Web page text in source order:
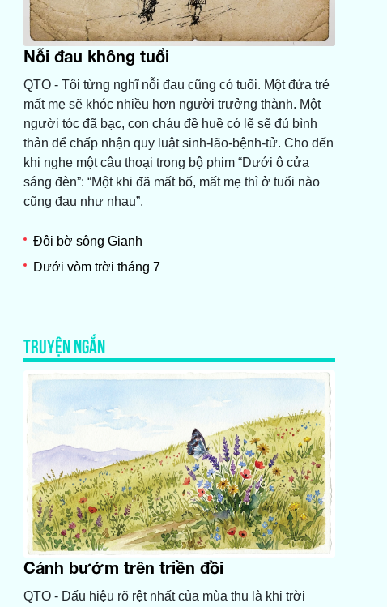
Nỗi đau không tuổi
QTO - Tôi từng nghĩ nỗi đau cũng có tuổi. Một đứa trẻ
mất mẹ sẽ khóc nhiều hơn người trưởng thành. Một
người tóc đã bạc, con cháu đề huề có lẽ sẽ đủ bình
thản để chấp nhận quy luật sinh-lão-bệnh-tử. Cho đến
khi nghe một câu thoại trong bộ phim “Dưới ô cửa
sáng đèn”: “Một khi đã mất bố, mất mẹ thì ở tuổi nào
cũng đau như nhau”.
Đôi bờ sông Gianh
Dưới vòm trời tháng 7
TRUYỆN NGẮN
Cánh bướm trên triền đồi
QTO - Dấu hiệu rõ rệt nhất của mùa thu là khi trời